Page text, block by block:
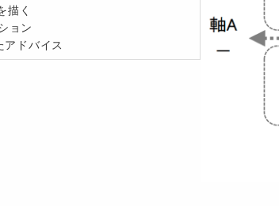
描く
ョン
アドバイス